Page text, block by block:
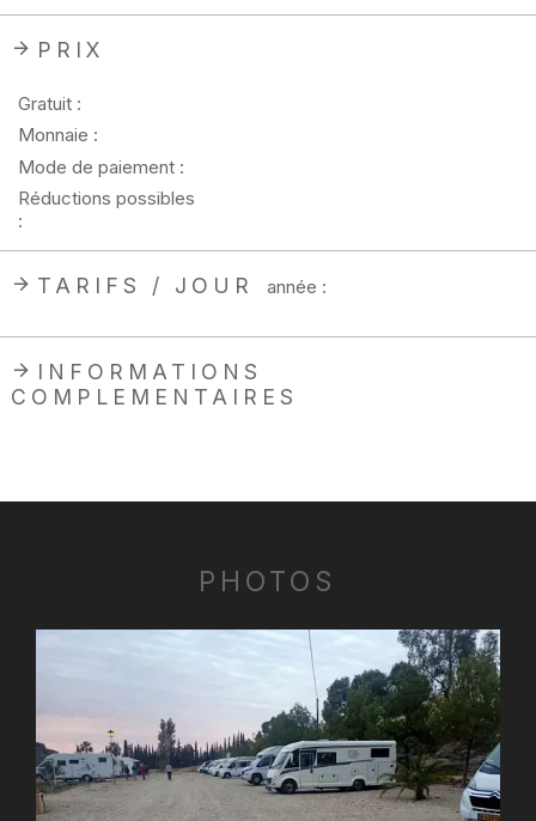
PRIX
Gratuit :
Monnaie :
Mode de paiement :
Réductions possibles
:
TARIFS / JOUR année :
INFORMATIONS
COMPLEMENTAIRES
PHOTOS